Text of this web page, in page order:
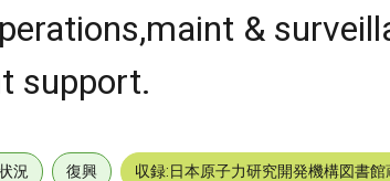
&
support.
況 復興 収録:日本原子力研究開発機構図書館